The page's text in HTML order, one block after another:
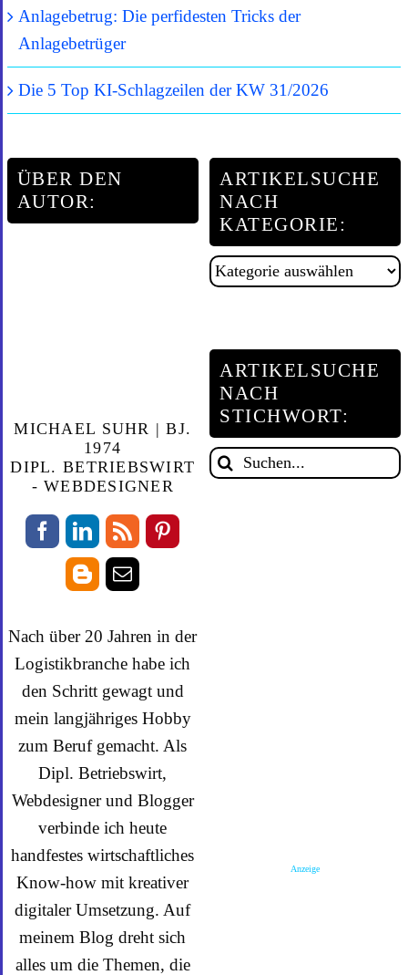
Anlagebetrug: Die perfidesten Tricks der
Anlagebetrüger
Die 5 Top KI-Schlagzeilen der KW 31/2026
ÜBER DEN
AUTOR:
MICHAEL SUHR | BJ.
1974
DIPL. BETRIEBSWIRT
- WEBDESIGNER
Nach über 20 Jahren in der
Logistikbranche habe ich
den Schritt gewagt und
mein langjähriges Hobby
zum Beruf gemacht. Als
Dipl. Betriebswirt,
Webdesigner und Blogger
verbinde ich heute
handfestes wirtschaftliches
Know-how mit kreativer
digitaler Umsetzung. Auf
meinem Blog dreht sich
alles um die Themen, die
ARTIKELSUCHE
NACH
KATEGORIE:
Artikelsuche
ARTIKELSUCHE
NACH
STICHWORT:
Suche
Anzeige